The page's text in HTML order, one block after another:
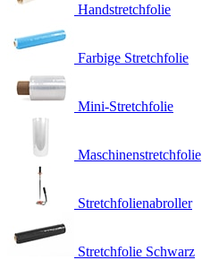
Handstretchfolie
Farbige Stretchfolie
Mini-Stretchfolie
Maschinenstretchfolie
Stretchfolienabroller
Stretchfolie Schwarz